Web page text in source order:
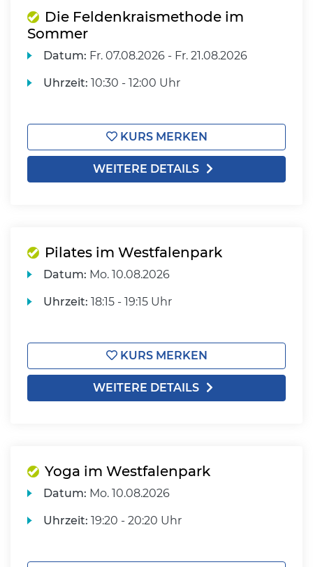
Die Feldenkraismethode im
Sommer
Datum: Fr. 07.08.2026 - Fr. 21.08.2026
Uhrzeit: 10:30 - 12:00 Uhr
KURS MERKEN
WEITERE DETAILS
Pilates im Westfalenpark
Datum: Mo. 10.08.2026
Uhrzeit: 18:15 - 19:15 Uhr
KURS MERKEN
WEITERE DETAILS
Yoga im Westfalenpark
Datum: Mo. 10.08.2026
Uhrzeit: 19:20 - 20:20 Uhr